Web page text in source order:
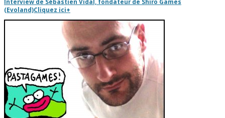
Interview de Sébastien Vidal, fondateur de Shiro Games
(Evoland)Cliquez ici+